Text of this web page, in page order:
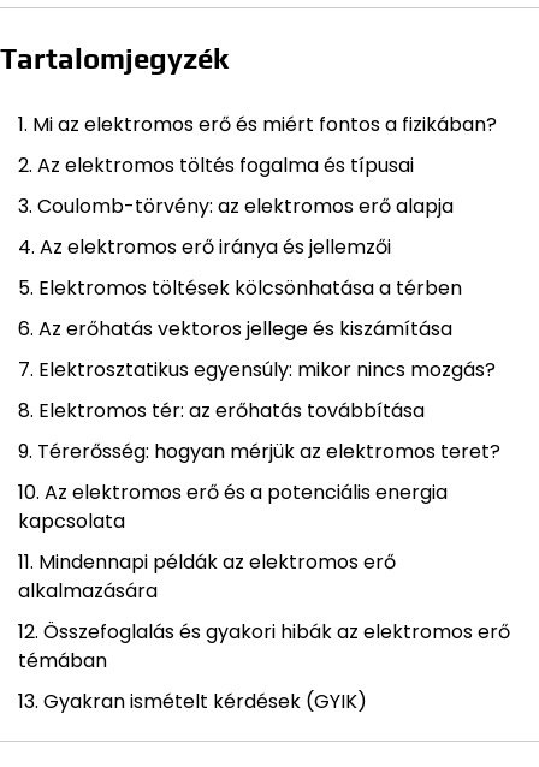
Tartalomjegyzék
Mi az elektromos erő és miért fontos a fizikában?
Az elektromos töltés fogalma és típusai
Coulomb-törvény: az elektromos erő alapja
Az elektromos erő iránya és jellemzői
Elektromos töltések kölcsönhatása a térben
Az erőhatás vektoros jellege és kiszámítása
Elektrosztatikus egyensúly: mikor nincs mozgás?
Elektromos tér: az erőhatás továbbítása
Térerősség: hogyan mérjük az elektromos teret?
Az elektromos erő és a potenciális energia
kapcsolata
Mindennapi példák az elektromos erő
alkalmazására
Összefoglalás és gyakori hibák az elektromos erő
témában
Gyakran ismételt kérdések (GYIK)